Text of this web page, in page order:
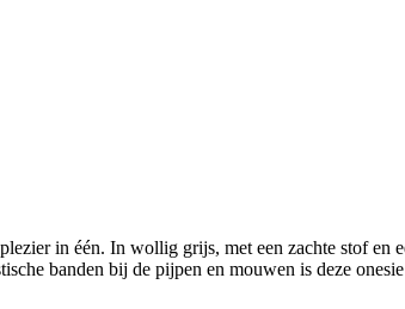
in één. In wollig grijs, met een zachte stof en
banden bij de pijpen en mouwen is deze